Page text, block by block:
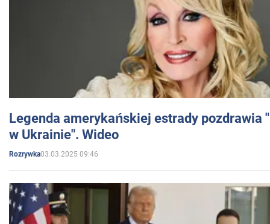
Legenda amerykańskiej estrady pozdrawia
w Ukrainie". Wideo
Rozrywka03.03.2025 09:46